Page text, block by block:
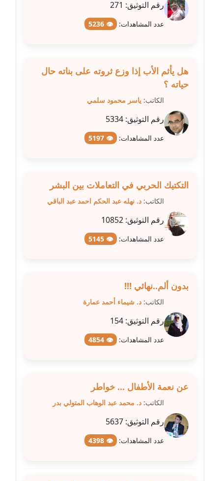
عاملة
مدونة شيماء مكى
مدونة صفا غنيم
عاملة
مدونة صفاء فوزي
عاملة
مدونة صفية الجيار
عاملة
متوفي
مدونة طه عبد الوهاب
عاملة
مدونة عاصم عرابي
مدونة عبد الرحمن محمد
عاملة
عاملة
رقم التوثيق: 271
عدد المشاهدات: 👁 5236
هل يأثم الأب إذا وزع ثروته على بناته حال
حياته ؟
الكاتب: ياسر محمود سلمي
رقم التوثيق: 5334
عدد المشاهدات: 👁 5197
التكتيك الحربي في التعاملات بين البشر
الكاتب: د. نهله عبد الحكم احمد عبد الباقي
رقم التوثيق: 10852
عدد المشاهدات: 👁 5145
بدون ألم..نهائي !!!
الكاتب: د. شيماء أحمد عمارة
رقم التوثيق: 154
عدد المشاهدات: 👁 4854
عن نعمة الأطفال ... خواطر
الكاتب: د. محمد عبد الوهاب المتولي بدر
رقم التوثيق: 5637
عدد المشاهدات: 👁 4398